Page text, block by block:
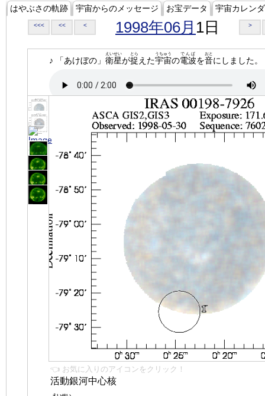
はやぶさの軌跡 宇宙からのメッセージ お宝データ 宇宙カレン
<<< << < 1998年06月 1日 >
♪ 「あけぼの」 衛星
えいせい
が捉
とら
えた宇宙
うちゅう
の電波
でんぱ
を音
おと
にしました。
👈 お気に入りのアイコンをクリック！
活動銀河中心核